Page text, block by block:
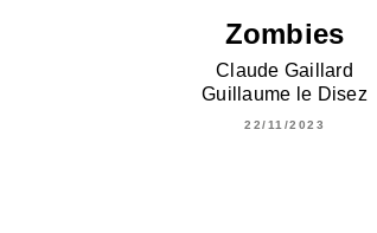
Zombies
Claude Gaillard
Guillaume le Disez
22/11/2023